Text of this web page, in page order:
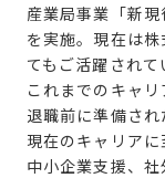
産業局事業「新
を実施。現在は
てもご活躍されて
これまでのキャリ
退職前に準備され
現在のキャリアに
中小企業支援、